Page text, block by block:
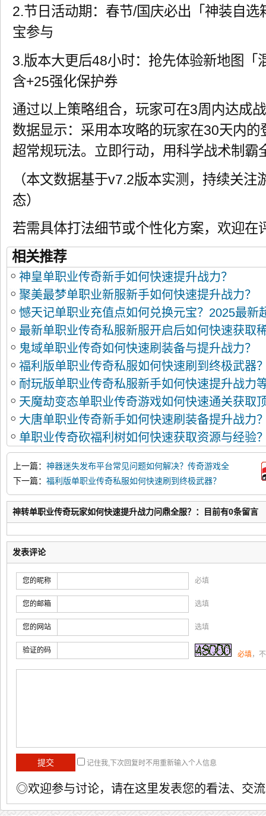
2.节日活动期：春节/国庆必出「神装自
宝参与
3.版本大更后48小时：抢先体验新地图「
含+25强化保护券
通过以上策略组合，玩家可在3周内达成
数据显示：采用本攻略的玩家在30天内的
超常规玩法。立即行动，用科学战术制霸
（本文数据基于v7.2版本实测，持续关注
态）
若需具体打法细节或个性化方案，欢迎在
相关推荐
神皇单职业传奇新手如何快速提升战力？
聚美最梦单职业新服新手如何快速提升战力？
憾天记单职业充值点如何兑换元宝？2025最新
坑指南
最新单职业传奇私服新服开启后如何快速获取
鬼域单职业传奇如何快速刷装备与提升战力？
福利版单职业传奇私服如何快速刷到终极武器
耐玩版单职业传奇私服新手如何快速提升战力
天魔劫变态单职业传奇游戏如何快速通关获取
大唐单职业传奇新手如何快速刷装备提升战力
单职业传奇砍福利树如何快速获取资源与经验
上一篇： 神器迷失发布平台常见问题如何解决？传奇游戏全
攻略指南
下一篇： 福利版单职业传奇私服如何快速刷到终极武器？
神转单职业传奇玩家如何快速提升战力问鼎全服？：目前有0条留言
发表评论
您的昵称 必填
您的邮箱 选填
您的网站 选填
验证的码 必填，
记住我,下次回复时不用重新输入个人信息
◎欢迎参与讨论，请在这里发表您的看法、交